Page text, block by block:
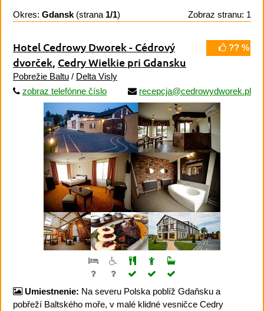
Okres: Gdansk (strana 1/1) Zobraz stranu: 1
?? %
Hotel Cedrowy Dworek - Cédrový
dvorček, Cedry Wielkie pri Gdansku
Pobrežie Baltu / Delta Visly
zobraz telefónne číslo
recepcja@cedrowydworek.pl
Umiestnenie: Na severu Polska poblíž Gdaňsku a
pobřeží Baltského moře, v malé klidné vesničce Cedry